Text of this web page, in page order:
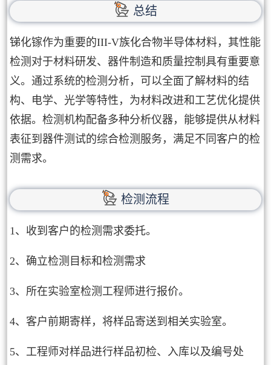
总结
锑化镓作为重要的III-V族化合物半导体材料，其性能
检测对于材料研发、器件制造和质量控制具有重要意
义。通过系统的检测分析，可以全面了解材料的结
构、电学、光学等特性，为材料改进和工艺优化提供
依据。检测机构配备多种分析仪器，能够提供从材料
表征到器件测试的综合检测服务，满足不同客户的检
测需求。
检测流程
1、收到客户的检测需求委托。
2、确立检测目标和检测需求
3、所在实验室检测工程师进行报价。
4、客户前期寄样，将样品寄送到相关实验室。
5、工程师对样品进行样品初检、入库以及编号处